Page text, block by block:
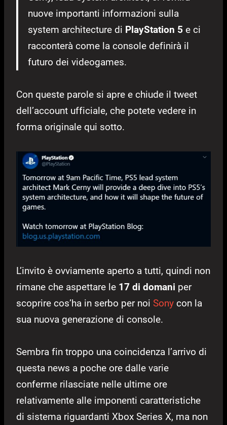
nuove importanti informazioni sulla
system architecture di PlayStation 5 e ci
racconterà come la console definirà il
futuro dei videogames.
Con queste parole si apre e chiude il tweet
dell’account ufficiale, che potete vedere in
forma originale qui sotto.
L’invito è ovviamente aperto a tutti, quindi non
rimane che aspettare le 17 di domani per
scoprire cos’ha in serbo per noi Sony con la
sua nuova generazione di console.
Sembra fin troppo una coincidenza l’arrivo di
questa news a poche ore dalle varie
conferme rilasciate nelle ultime ore
relativamente alle imponenti caratteristiche
di sistema riguardanti Xbox Series X, ma non